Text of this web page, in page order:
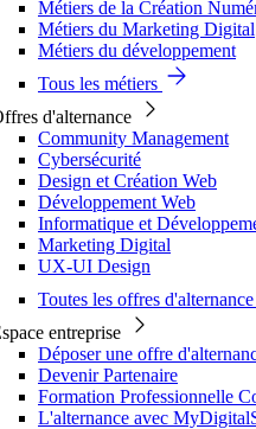
Métiers de la Création
Métiers du Marketing Digital
Métiers du développement
Tous les métiers
d'alternance
Community Management
Cybersécurité
Design et Création Web
Développement Web
Informatique et
Marketing Digital
UX-UI Design
Toutes les offres d'alternance
entreprise
Déposer une offre
Devenir Partenaire
Formation Professionnelle
L'alternance avec